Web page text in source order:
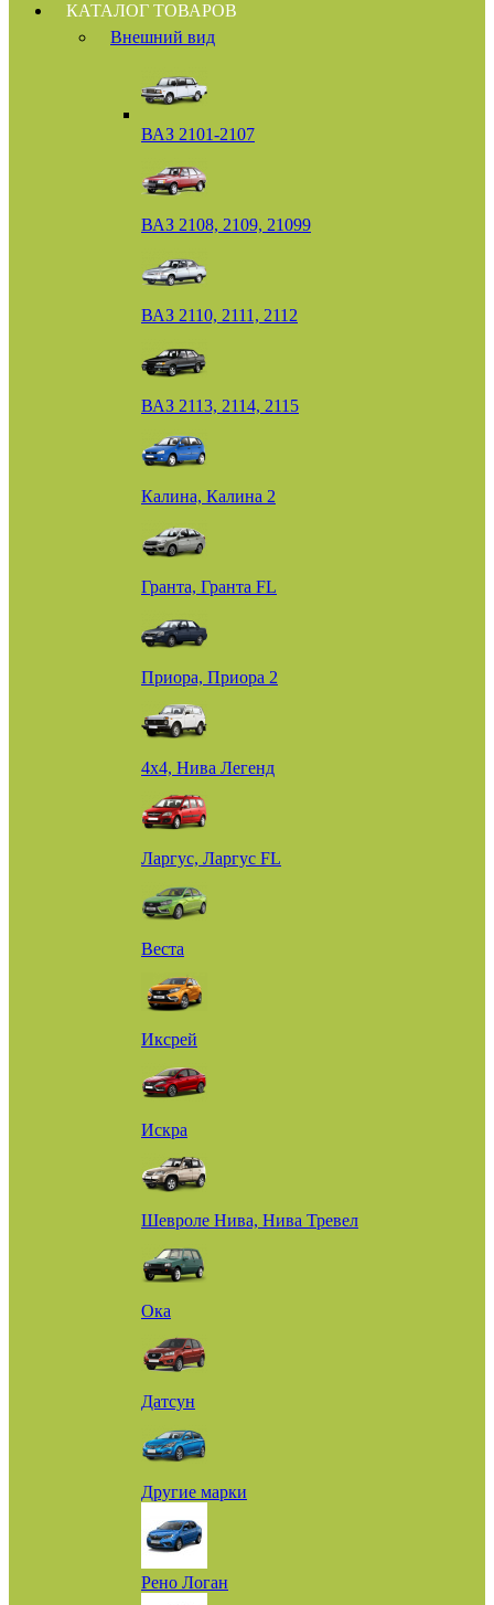
КАТАЛОГ ТОВАРОВ
Внешний вид
ВАЗ 2101-2107
ВАЗ 2108, 2109, 21099
ВАЗ 2110, 2111, 2112
ВАЗ 2113, 2114, 2115
Калина, Калина 2
Гранта, Гранта FL
Приора, Приора 2
4х4, Нива Легенд
Ларгус, Ларгус FL
Веста
Иксрей
Искра
Шевроле Нива, Нива Тревел
Ока
Датсун
Другие марки
Рено Логан